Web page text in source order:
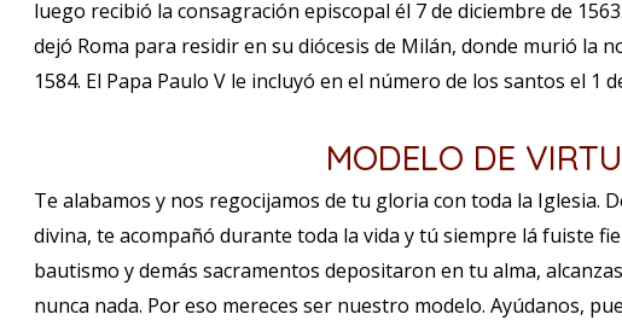
luego recibió la consagración episcopal él 7 de diciembre de
dejó Roma para residir en su diócesis de Milán, donde murió la
1584. El Papa Paulo V le incluyó en el número de los santos el 1
MODELO DE
Te alabamos y nos regocijamos de tu gloria con toda la Iglesia.
divina, te acompañó durante toda la vida y tú siempre lá fuiste
bautismo y demás sacramentos depositaron en tu alma,
nunca nada. Por eso mereces ser nuestro modelo. Ayúdanos,